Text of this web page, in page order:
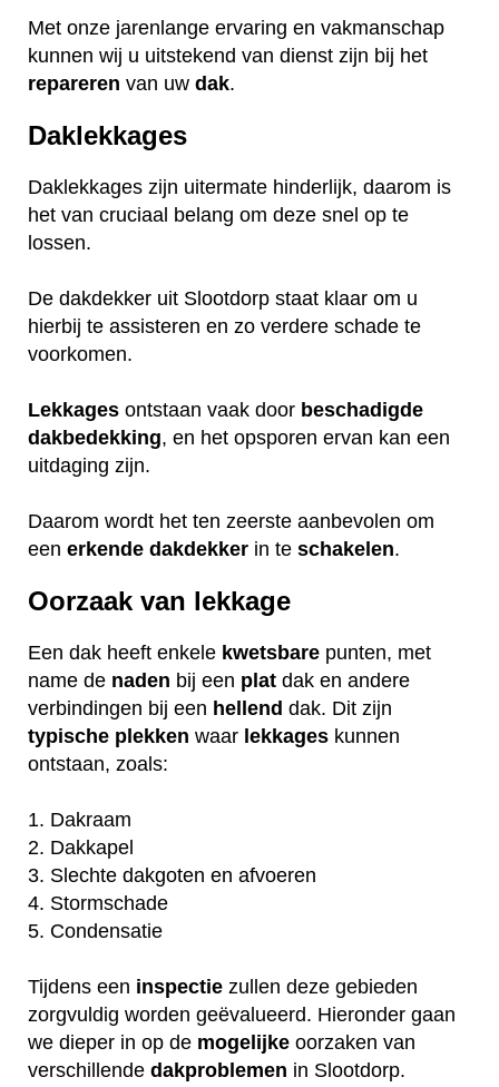
Met onze jarenlange ervaring en vakmanschap
kunnen wij u uitstekend van dienst zijn bij het
repareren van uw dak.
Daklekkages
Daklekkages zijn uitermate hinderlijk, daarom is
het van cruciaal belang om deze snel op te
lossen.
De dakdekker uit Slootdorp staat klaar om u
hierbij te assisteren en zo verdere schade te
voorkomen.
Lekkages ontstaan vaak door beschadigde
dakbedekking, en het opsporen ervan kan een
uitdaging zijn.
Daarom wordt het ten zeerste aanbevolen om
een erkende dakdekker in te schakelen.
Oorzaak van lekkage
Een dak heeft enkele kwetsbare punten, met
name de naden bij een plat dak en andere
verbindingen bij een hellend dak. Dit zijn
typische plekken waar lekkages kunnen
ontstaan, zoals:
1. Dakraam
2. Dakkapel
3. Slechte dakgoten en afvoeren
4. Stormschade
5. Condensatie
Tijdens een inspectie zullen deze gebieden
zorgvuldig worden geëvalueerd. Hieronder gaan
we dieper in op de mogelijke oorzaken van
verschillende dakproblemen in Slootdorp.